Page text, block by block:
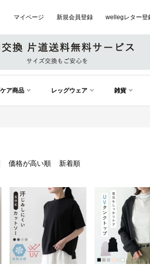
マイページ 新規会員登録 wellegレター登
ア商品 レッグウェア 雑貨
価格が高い順 新着順